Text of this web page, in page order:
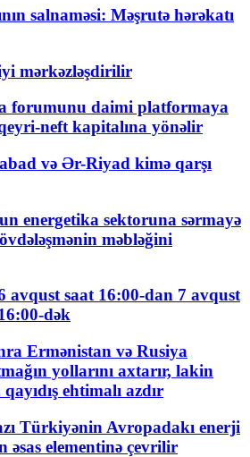
salnaməsi: Məşrutə hərəkatı
mərkəzləşdirilir
forumunu daimi platformaya
neft kapitalına yönəlir
və Ər-Riyad kimə qarşı
energetika sektoruna sərmayə
məbləğini
avqust saat 16:00-dan 7 avqust
dək
Ermənistan və Rusiya
yollarını axtarır, lakin
ehtimalı azdır
Türkiyənin Avropadakı enerji
əsas elementinə çevrilir